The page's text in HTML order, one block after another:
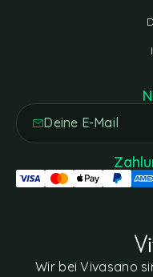
Wir bei Vivasano